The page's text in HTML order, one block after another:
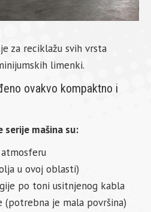
za reciklažu svih vrsta
limenki.
ovakvo kompaktno i
serije mašina su:
u ovoj oblasti)
po toni usitnjenog kabla
(potrebna je mala površina)